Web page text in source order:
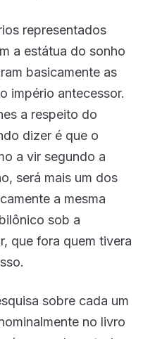
representados
a estátua do sonho
basicamente as
império antecessor.
a respeito do
dizer é que o
a vir segundo a
será mais um dos
a mesma
sob a
que fora quem tivera
sobre cada um
no livro